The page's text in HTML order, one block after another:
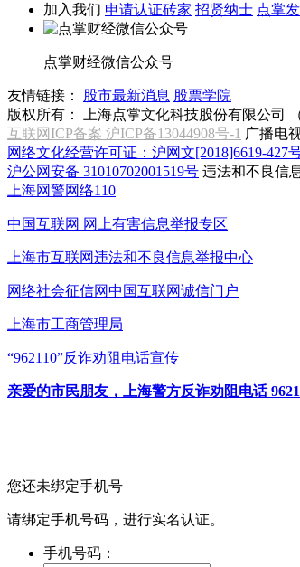
加入我们 申请认证砖家 招贤纳士 点掌
点掌财经微信公众号
友情链接： 股市最新消息 股票学院
版权所有：
上海点掌文化科技股份有限公司 （
互联网ICP备案 沪ICP备13044908号-1 广播电
网络文化经营许可证：沪网文[2018]6619-427
沪公网安备 31010702001519号 违法和不良信
上海网警网络110
中国互联网 网上有害信息举报专区
上海市互联网违法和不良信息举报中心
网络社会征信网中国互联网诚信门户
上海市工商管理局
“962110”反诈劝阻电话宣传
亲爱的市民朋友，上海警方反诈劝阻电话
您还未绑定手机号
请绑定手机号码，进行实名认证。
手机号码：